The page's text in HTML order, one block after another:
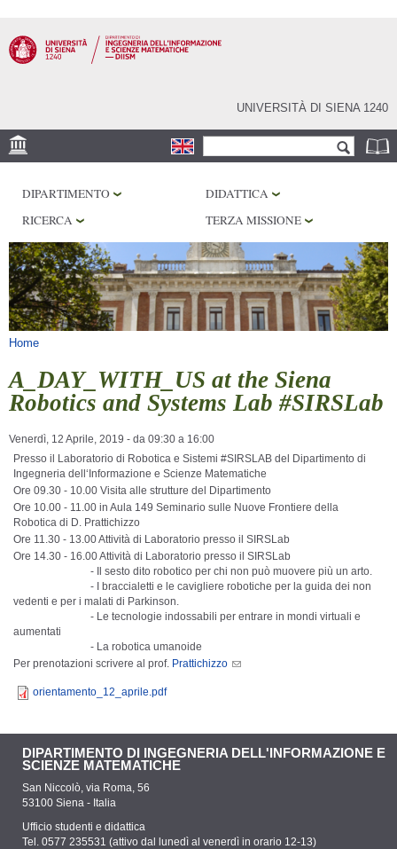
contenuto
principale
UNIVERSITÀ DI SIENA 1240
Form di ricerca
PHD PROGRAM
LABORATORI
BIBLIOTECHE
SERVIZI
DIPARTIMENTO
DIDATTICA
RICERCA
TERZA MISSIONE
Tu sei qui
Home
A_DAY_WITH_US at the Siena
Robotics and Systems Lab #SIRSLab
Venerdì, 12 Aprile, 2019 - da 09:30 a 16:00
Presso il Laboratorio di Robotica e Sistemi #SIRSLAB del Dipartimento di
Ingegneria dell‘Informazione e Scienze Matematiche
Ore 09.30 - 10.00 Visita alle strutture del Dipartimento
Ore 10.00 - 11.00 in Aula 149 Seminario sulle Nuove Frontiere della
Robotica di D. Prattichizzo
Ore 11.30 - 13.00 Attività di Laboratorio presso il SIRSLab
Ore 14.30 - 16.00 Attività di Laboratorio presso il SIRSLab
- Il sesto dito robotico per chi non può muovere più un arto.
- I braccialetti e le cavigliere robotiche per la guida dei non
vedenti e per i malati di Parkinson.
- Le tecnologie indossabili per entrare in mondi virtuali e
aumentati
- La robotica umanoide
Per prenotazioni scrivere al prof. Prattichizzo
orientamento_12_aprile.pdf
DIPARTIMENTO DI INGEGNERIA DELL'INFORMAZIONE E
SCIENZE MATEMATICHE
San Niccolò, via Roma, 56
53100 Siena - Italia
Ufficio studenti e didattica
Tel. 0577 235531 (attivo dal lunedì al venerdì in orario 12-13)